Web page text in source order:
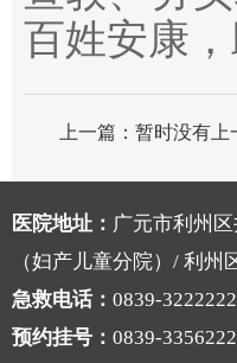
百姓安康
上一篇： 暂时没有上
医院地址： 广元市利州
（妇产儿童分院）/ 利
急救电话： 0839-3222222
预约挂号： 0839-3356222